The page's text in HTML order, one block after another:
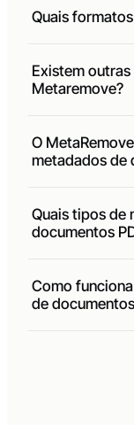
Quais
Existem
Metaremove?
O
metadados de
Quais tipos de
documentos
Como
de